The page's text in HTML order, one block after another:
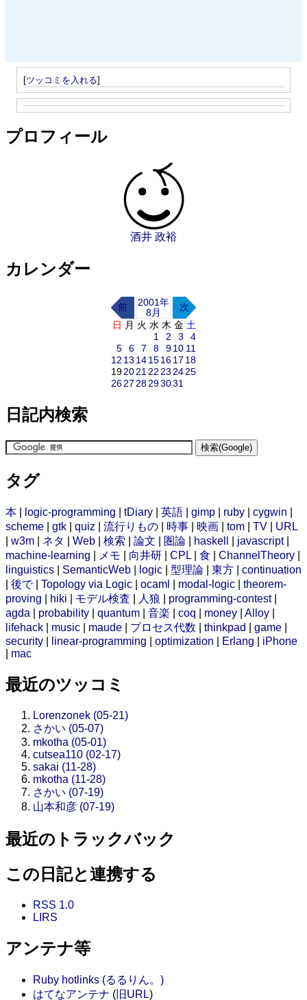
[ツッコミを入れる]
プロフィール
酒井 政裕
カレンダー
前
2001年
8月
次
日 月 火 水 木 金 土
1
2 3
4
5
6 7 8 910 11
12 13 14151617 18
192021 22 23 2425
2627 28293031
日記内検索
タグ
本 logic-programming tDiary 英語 gimp ruby cygwin
scheme
gtk quiz 流行りもの 時事 映画 tom TV
URL
w3m ネタ Web 検索 論文 圏論 haskell javascript|
machine-learning
メモ 向井研 CPL 食 ChannelTheory
linguistics
SemanticWeb logic 型理論 東方
continuation
後で| Topology via Logic ocaml modal-logic
theorem-
proving
hiki モデル検査 人狼 programming-contest|
agda
probability quantum 音楽 coq money Alloy
lifehack
music maude プロセス代数 thinkpad game
security
linear-programming optimization Erlang
iPhone
mac
最近のツッコミ
Lorenzonek (05-21)
さかい (05-07)
mkotha (05-01)
cutsea110 (02-17)
sakai (11-28)
mkotha (11-28)
さかい (07-19)
山本和彦 (07-19)
最近のトラックバック
この日記と連携する
RSS 1.0
LIRS
アンテナ等
Ruby hotlinks (るるりん。)
はてなアンテナ ( 旧URL)